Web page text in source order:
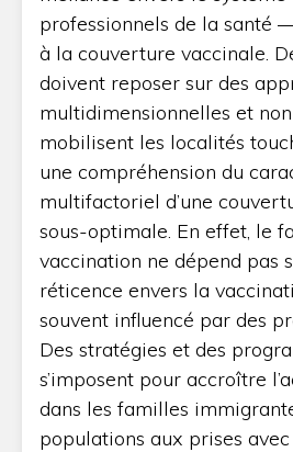
professionnels de la santé
à la couverture vaccinale.
doivent reposer sur des
multidimensionnelles et
mobilisent les localités
une compréhension du
multifactoriel d’une
sous-optimale. En effet, le
vaccination ne dépend pas
réticence envers la
souvent influencé par des
Des stratégies et des
s’imposent pour accroître
dans les familles
populations aux prises